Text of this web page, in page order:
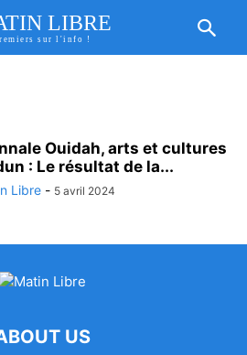
LIBRE
sur l'info !
Ouidah, arts et cultures
: Le résultat de la...
Libre - 5 avril 2024
US